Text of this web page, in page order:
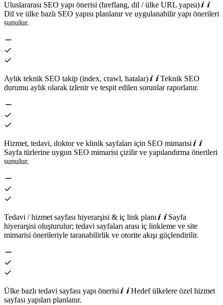
Uluslararası SEO yapı önerisi (hreflang, dil / ülke URL yapısı)
Dil ve ülke bazlı SEO yapısı planlanır ve uygulanabilir yapı önerileri
sunulur.
Aylık teknik SEO takip (index, crawl, hatalar)
Teknik SEO
durumu aylık olarak izlenir ve tespit edilen sorunlar raporlanır.
Hizmet, tedavi, doktor ve klinik sayfaları için SEO mimarisi
Sayfa türlerine uygun SEO mimarisi çizilir ve yapılandırma önerileri
sunulur.
Tedavi / hizmet sayfası hiyerarşisi & iç link planı
Sayfa
hiyerarşisi oluşturulur; tedavi sayfaları arası iç linkleme ve site
mimarisi önerileriyle taranabilirlik ve otorite akışı güçlendirilir.
Ülke bazlı tedavi sayfası yapı önerisi
Hedef ülkelere özel hizmet
sayfası yapıları planlanır.